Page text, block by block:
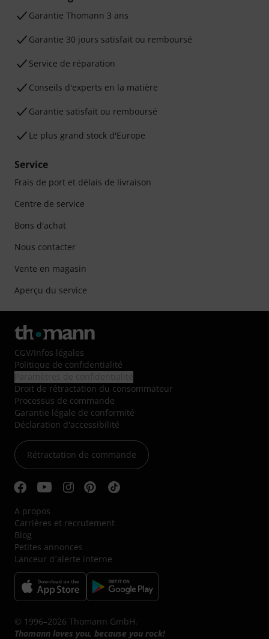
Ga­ran­tie Thomann 3 ans
Garantie 30 jours satisfait ou remboursé
Service de réparation
Conseils d'experts en la matière
Garantie satisfait ou remboursé
Le plus grand stock d'Europe
Service
Frais de port et délais de livraison
Centre de service
Bons d'achat
Nous contacter
Vente en magasin
Aperçu du service
CGV/Infos légales
Politique de confidentialité
Droit de rétractation du consommateur
Processus de commande
Garantie légale de conformité
Déclaration d'accessibilité
Rétractation de commande
A propos
Carrières et recrutement
Blog
Petites annonces
Lanceur d´alerte interne
© 1996–2026 Thomann GmbH.
Thomann loves you, because you rock!